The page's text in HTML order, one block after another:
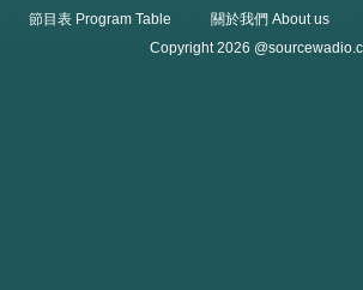
節目表 Program Table
關於我們 About us
Copyright 2026